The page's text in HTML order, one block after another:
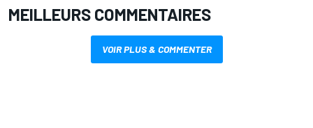
MEILLEURS COMMENTAIRES
VOIR PLUS & COMMENTER